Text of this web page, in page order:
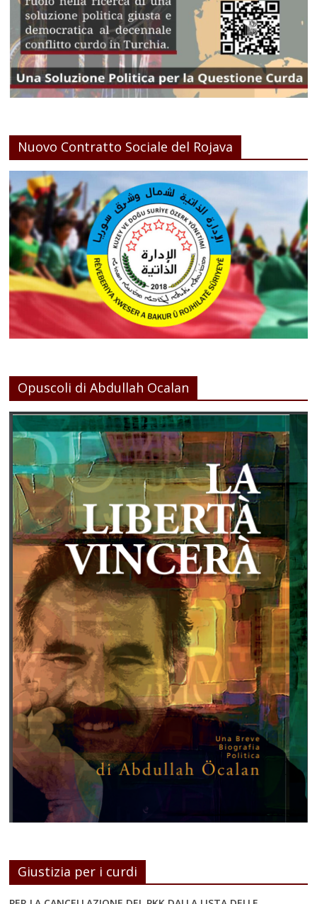
Nuovo Contratto Sociale del Rojava
Opuscoli di Abdullah Ocalan
Giustizia per i curdi